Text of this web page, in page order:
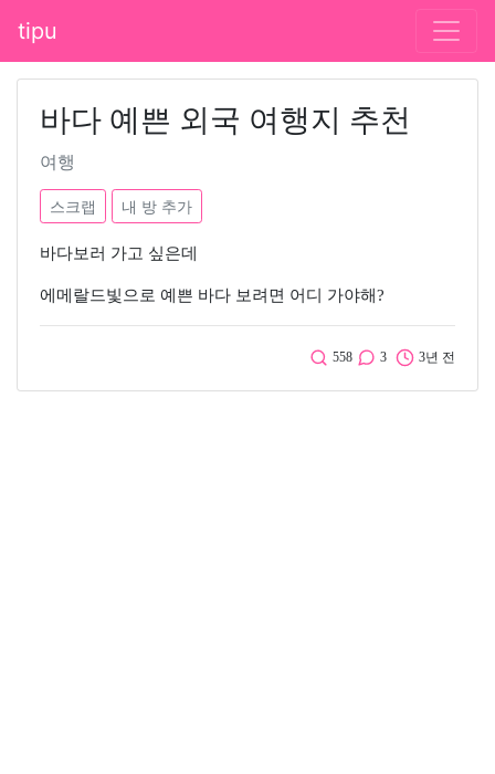
tipu
바다 예쁜 외국 여행지 추천
여행
스크랩 내 방 추가
바다보러 가고 싶은데
에메랄드빛으로 예쁜 바다 보려면 어디 가야해?
558 3 3년 전